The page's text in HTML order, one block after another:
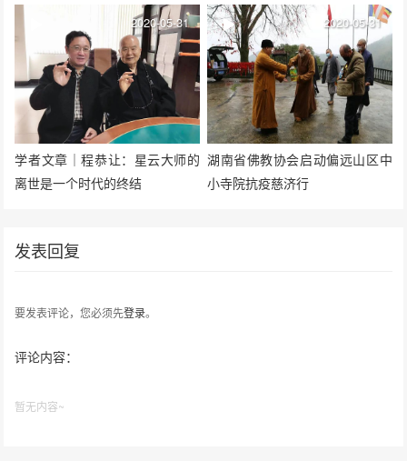
育合作谅解备忘录》
学者文章｜程恭让：星云大师的
离世是一个时代的终结
2020-05-31
湖南省佛教协会启动偏远山区中
小寺院抗疫慈济行
2020-05-31
发表回复
要发表评论，您必须先登录。
评论内容：
暂无内容~